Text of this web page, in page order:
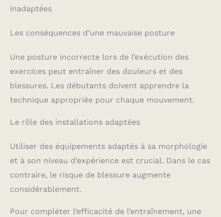
inadaptées
Les conséquences d’une mauvaise posture
Une posture incorrecte lors de l’exécution des
exercices peut entraîner des douleurs et des
blessures. Les débutants doivent apprendre la
technique appropriée pour chaque mouvement.
Le rôle des installations adaptées
Utiliser des équipements adaptés à sa morphologie
et à son niveau d’expérience est crucial. Dans le cas
contraire, le risque de blessure augmente
considérablement.
Pour compléter l’efficacité de l’entraînement, une